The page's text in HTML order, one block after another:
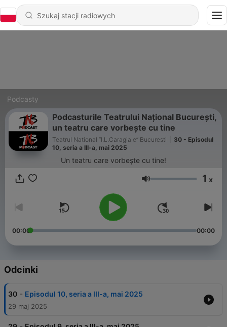
Podcasty
Podcasturile Teatrului Național București,
un teatru care vorbește cu tine
Teatrul National ”I.L.Caragiale” Bucuresti
30 - Episodul
10, seria a III-a, mai 2025
Un teatru care vorbește cu tine!
Głośność 1 x
00:00 00:00
Odcinki
30 - Episodul 10, seria a III-a, mai 2025
29 maj 2025